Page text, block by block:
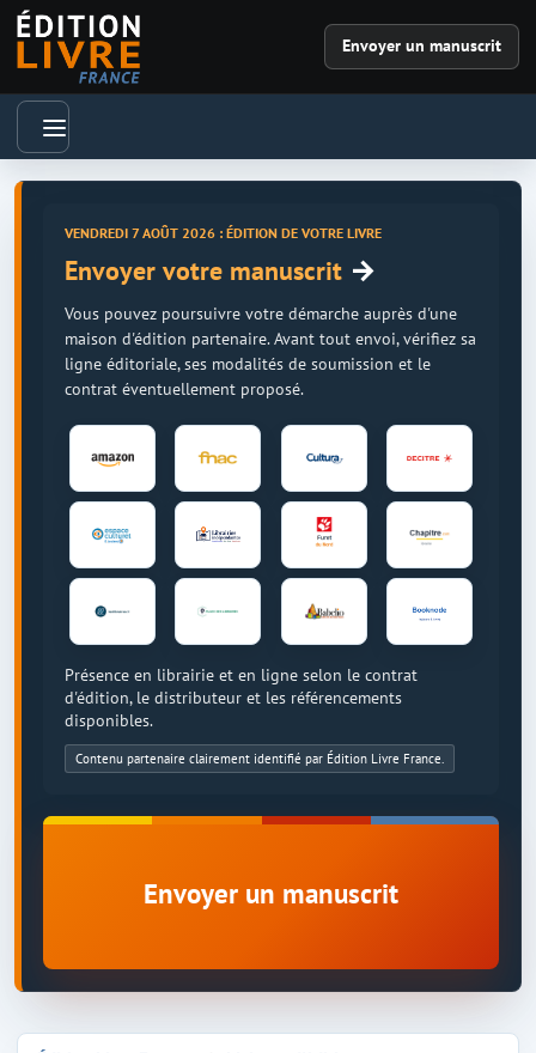
Envoyer un manuscrit
VENDREDI 7 AOÛT 2026 : ÉDITION DE VOTRE LIVRE
Envoyer votre manuscrit →
Vous pouvez poursuivre votre démarche auprès d'une
maison d'édition partenaire. Avant tout envoi, vérifiez sa
ligne éditoriale, ses modalités de soumission et le
contrat éventuellement proposé.
Présence en librairie et en ligne selon le contrat
d'édition, le distributeur et les référencements
disponibles.
Contenu partenaire clairement identifié par Édition Livre France.
Envoyer un manuscrit